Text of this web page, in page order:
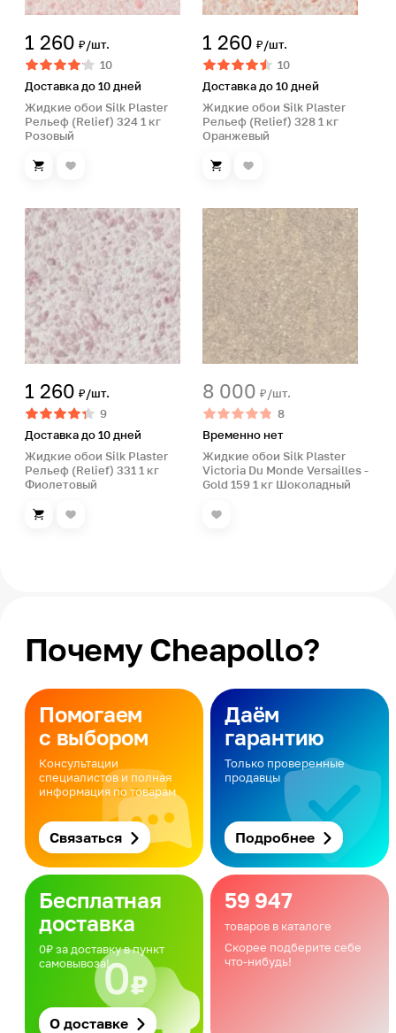
1 260 ₽/шт.
10
Доставка до 10 дней
Жидкие обои Silk Plaster
Рельеф (Relief) 324 1 кг
Розовый
1 260 ₽/шт.
10
Доставка до 10 дней
Жидкие обои Silk Plaster
Рельеф (Relief) 328 1 кг
Оранжевый
1 260 ₽/шт.
9
Доставка до 10 дней
Жидкие обои Silk Plaster
Рельеф (Relief) 331 1 кг
Фиолетовый
8 000 ₽/шт.
8
Временно нет
Жидкие обои Silk Plaster
Victoria Du Monde Versailles -
Gold 159 1 кг Шоколадный
Почему Cheapollo?
Помогаем
с выбором
Консультации
специалистов и полная
информация по товарам
Связаться
Даём
гарантию
Только проверенные
продавцы
Подробнее
Бесплатная
доставка
0₽ за доставку в пункт
самовывоза!
О доставке
59 947
товаров в каталоге
Скорее подберите себе
что-нибудь!